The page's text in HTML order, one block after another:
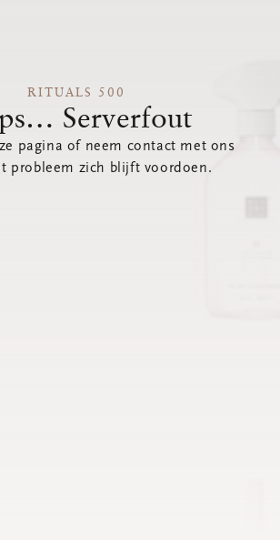
RITUALS 500
Serverfout
pagina of neem contact met ons
probleem zich blijft voordoen.